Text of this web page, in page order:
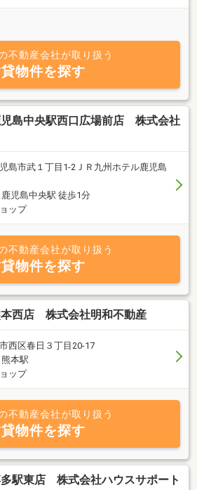
不動産会社が取り扱う
物件を探す
島中央駅西口広場前店 株式会社
島市武１丁目1-2ＪＲ九州ホテル鹿児島
児島中央駅 徒歩1分
ップ
不動産会社が取り扱う
物件を探す
西店 株式会社明和不動産
西区春日３丁目20-17
本駅
ップ
不動産会社が取り扱う
物件を探す
駅東店 株式会社ハウスサポート